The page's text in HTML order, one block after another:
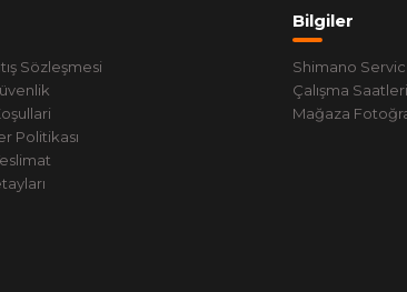
Sözleşmesi
Politikası
Bilgiler
Shimano
Çalışma Saatleri
Mağaza